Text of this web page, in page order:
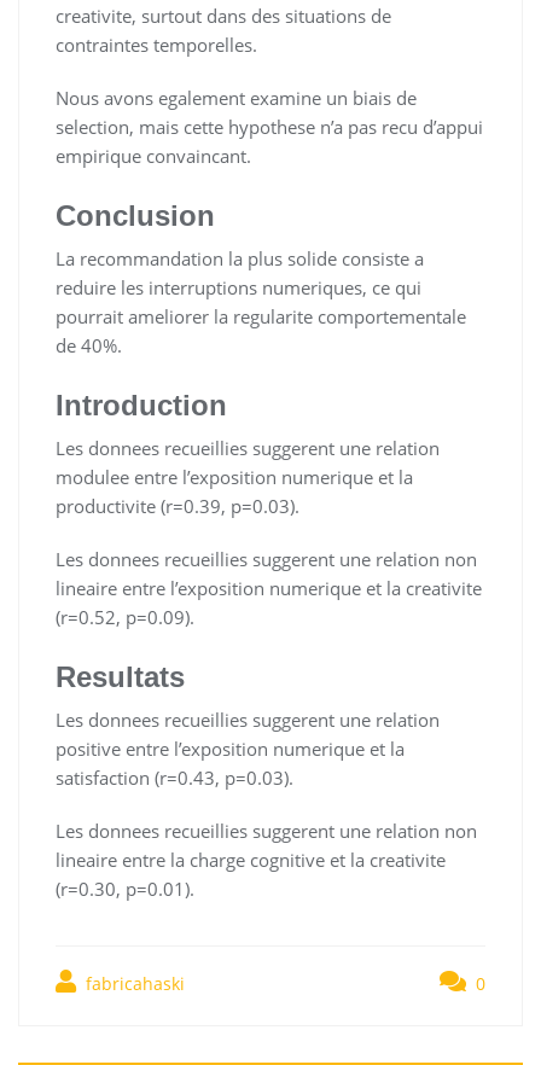
creativite, surtout dans des situations de
contraintes temporelles.
Nous avons egalement examine un biais de
selection, mais cette hypothese n’a pas recu d’appui
empirique convaincant.
Conclusion
La recommandation la plus solide consiste a
reduire les interruptions numeriques, ce qui
pourrait ameliorer la regularite comportementale
de 40%.
Introduction
Les donnees recueillies suggerent une relation
modulee entre l’exposition numerique et la
productivite (r=0.39, p=0.03).
Les donnees recueillies suggerent une relation non
lineaire entre l’exposition numerique et la creativite
(r=0.52, p=0.09).
Resultats
Les donnees recueillies suggerent une relation
positive entre l’exposition numerique et la
satisfaction (r=0.43, p=0.03).
Les donnees recueillies suggerent une relation non
lineaire entre la charge cognitive et la creativite
(r=0.30, p=0.01).
fabricahaski 0